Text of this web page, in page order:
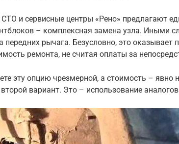
и сервисные центры «Рено» предлагают
– комплексная замена узла. Иными
передних рычага. Безусловно, это оказывает
ремонта, не считая оплаты за
эту опцию чрезмерной, а стоимость – явно
вариант. Это – использование